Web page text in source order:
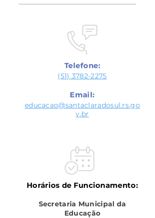
Telefone:
(51) 3782-2275
Email:
educacao@santaclaradosul.rs.go
v.br
Horários de Funcionamento:
Secretaria Municipal da
Educação